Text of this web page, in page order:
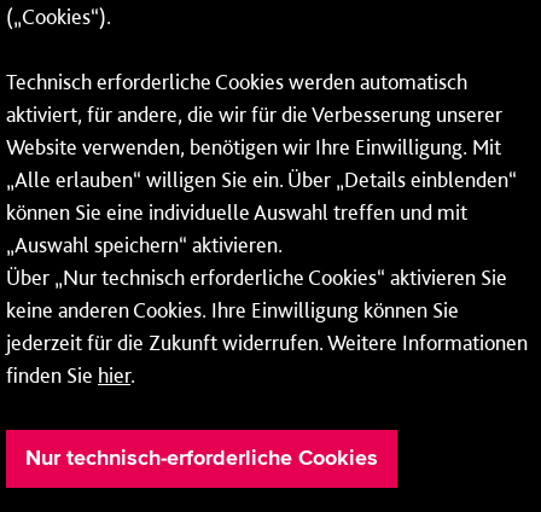
Fax: 06131 – 12 66 66
* Montags bis freitags bis 7 und ab 18 Uhr sowie an
Wochenenden und Feiertagen ganztags werden Ihre
Anrufe je nach Themenauswahl an ein Callcenter des
RMV oder von nextbike weitergeleitet. Dort erhalten Sie
ausschließlich Auskünfte zum Fahrplan bzw. zu
meinRad.
(„Cookies“).
Technisch erforderliche Cookies werden automatisch
aktiviert, für andere, die wir für die Verbesserung unserer
Website verwenden, benötigen wir Ihre Einwilligung. Mit
„Alle erlauben“ willigen Sie ein. Über „Details einblenden“
können Sie eine individuelle Auswahl treffen und mit
„Auswahl speichern“ aktivieren.
Über „Nur technisch erforderliche Cookies“ aktivieren Sie
keine anderen Cookies. Ihre Einwilligung können Sie
jederzeit für die Zukunft widerrufen. Weitere Informationen
finden Sie hier.
Nur technisch-erforderliche Cookies